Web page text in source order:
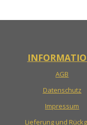
AGB
Datenschutz
Impressum
Lieferung und